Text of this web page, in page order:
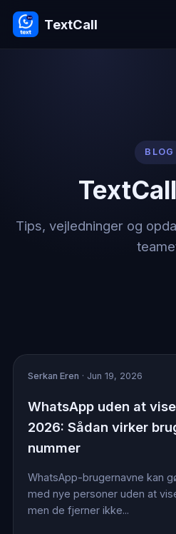
TextCall
BLOG
Tips, vejledninger og
Serkan Eren · Jun 19, 2026
WhatsApp uden at
2026: Sådan virker
nummer
WhatsApp-brugernavne kan
med nye personer uden at
men de fjerner ikke...